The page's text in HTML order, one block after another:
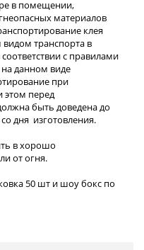
в помещении,
материалов
клея
транспорта в
с правилами
данном виде
при
этом перед
быть доведена до
дня изготовления.
в хорошо
от огня.
50 шт и шоу бокс по